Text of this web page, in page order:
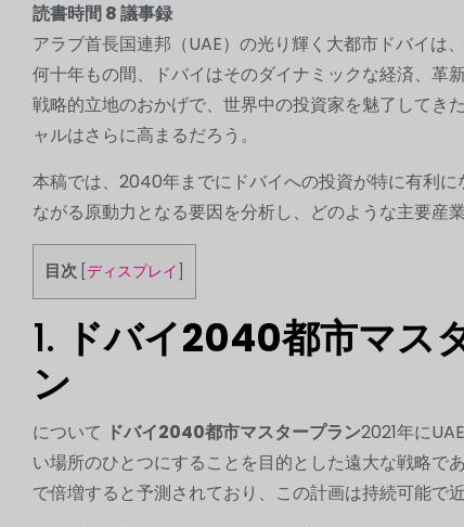
読書時間8議事録
アラブ首長国連邦（UAE）の光り輝く大都市ドバイは
何十年もの間、ドバイはそのダイナミックな経済、革
戦略的立地のおかげで、世界中の投資家を魅了してき
ャルはさらに高まるだろう。
本稿では、2040年までにドバイへの投資が特に有利
ながる原動力となる要因を分析し、どのような主要産
目次 ディスプレイ
1. ドバイ2040都市マス
ン
について ドバイ2040都市マスタープラン2021年に
い場所のひとつにすることを目的とした遠大な戦略
で倍増すると予測されており、この計画は持続可能で